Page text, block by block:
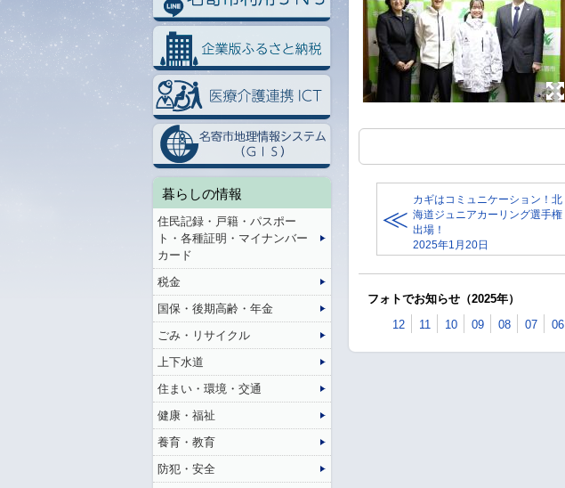
カギはコミュニケーション！北
海道ジュニアカーリング選手権
出場！
2025年1月20日
フォトでお知らせ（2025年）
12
11 10 09 08 07 06
暮らしの情報
住民記録・戸籍・パスポー
ト・各種証明・マイナンバー
カード
税金
国保・後期高齢・年金
ごみ・リサイクル
上下水道
住まい・環境・交通
健康・福祉
養育・教育
防犯・安全